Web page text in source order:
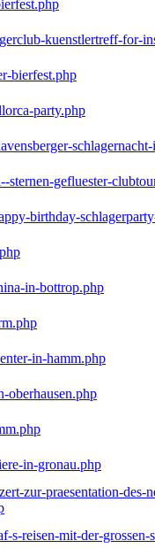
kuenstlertreff-for-
bierfest.php
party.php
sternen-gefluester-
birthday-
in-bottrop.php
in-hamm.php
oberhausen.php
in-gronau.php
zur-praesentation-
s-reisen-mit-der-